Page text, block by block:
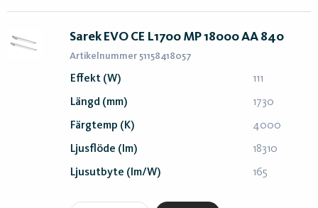
Sarek EVO CE L1700 MP 18000 AA 840
Artikelnummer 51158418057
Effekt (W) 111
Längd (mm) 1730
Färgtemp (K) 4000
Ljusflöde (lm) 18310
Ljusutbyte (lm/W) 165